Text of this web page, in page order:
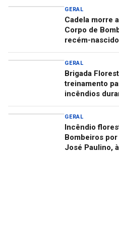
GERAL
Cadela morre
Corpo de
recém-
GERAL
Brigada
treinamento
incêndios
GERAL
Incêndio
Bombeiros
José Paulino,